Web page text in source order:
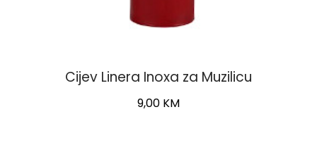
Cijev Linera Inoxa za Muzilicu
9,00 KM